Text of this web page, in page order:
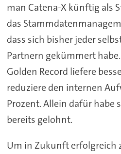
man Catena-X künftig als
das
dass sich bisher jeder
Partnern gekümmert
Golden Record liefere
reduziere den internen
Prozent. Allein dafür habe
bereits gelohnt.
Um in Zukunft erfolgreich